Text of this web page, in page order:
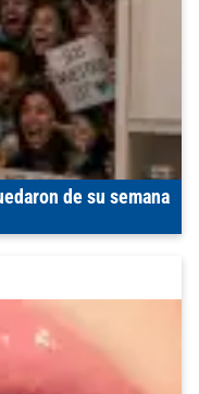
de su semana